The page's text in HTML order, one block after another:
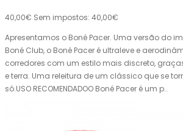
40,00€ Sem impostos: 40,00€
Apresentamos o Boné Pacer. Uma versão do
Boné Club, o Boné Pacer é ultraleve e
corredores com um estilo mais discreto,
e terra. Uma releitura de um clássico que se
só.USO RECOMENDADOO Boné Pacer é um p..